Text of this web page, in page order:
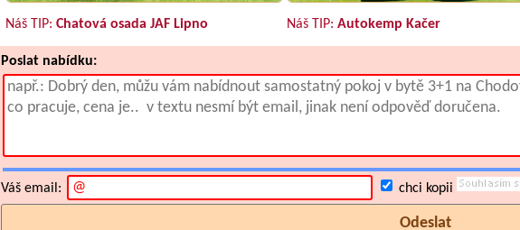
Náš TIP: Chatová osada JAF Lipno Náš TIP: Autokemp Kačer
Poslat nabídku:
Váš email: chci kopii